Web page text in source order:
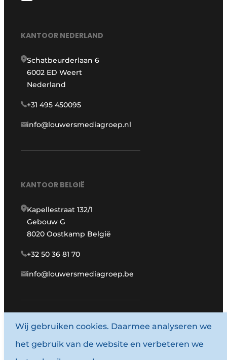
KANTOOR NEDERLAND
Schatbeurderlaan 6
6002 ED Weert
Nederland
+31 495 450095
info@louwersmediagroep.nl
KANTOOR BELGIË
Kapellestraat 132/1
Gebouw G
8020 Oostkamp België
+32 50 36 81 70
info@louwersmediagroep.be
www.louwersmediagroep.com
© 1987 - 2026 Louwersmediagroep.
Wij gebruiken cookies. Daarmee analyseren we
het gebruik van de website en verbeteren we